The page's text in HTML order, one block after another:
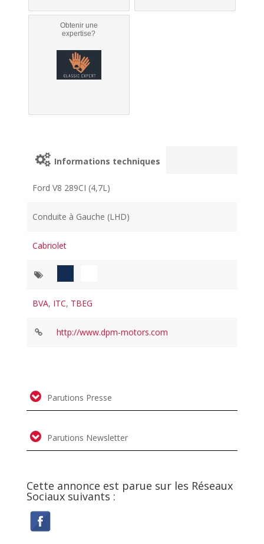
Obtenir une
expertise?
Informations techniques
Ford V8 289CI (4,7L)
Conduite à Gauche (LHD)
Cabriolet
BVA, ITC, TBEG
http://www.dpm-motors.com
Parutions Presse
Parutions Newsletter
Cette annonce est parue sur les Réseaux
Sociaux suivants :